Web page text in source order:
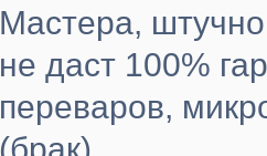
Мастера,
не даст 100%
переваров,